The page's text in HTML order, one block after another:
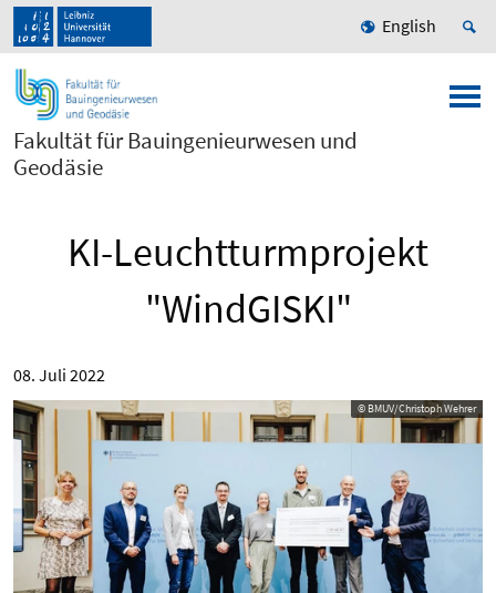
English
Fakultät für Bauingenieurwesen und
Geodäsie
KI-Leuchtturmprojekt
"WindGISKI"
08. Juli 2022
© BMUV/Christoph Wehrer